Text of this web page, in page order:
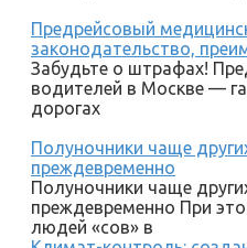
Предрейсовый
законодательство,
Забудьте о штрафах!
водителей в Москве —
дорогах
Полуночники чаще
преждевременно
Полуночники чаще
преждевременно При
людей «сов» в